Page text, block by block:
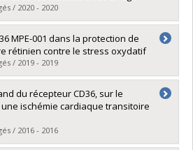
/ 2020 - 2020
Papyrus
MPE-001 dans la protection de
rétinien contre le stress oxydatif
/ 2019 - 2019
France
Papyrus
du récepteur CD36, sur le
ischémie cardiaque transitoire
/ 2016 - 2016